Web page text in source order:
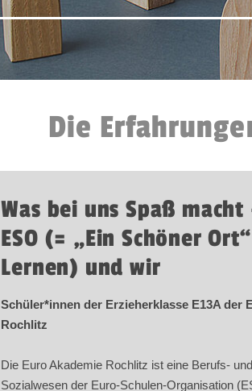
Die
Was bei uns Spaß macht
ESO (= „Ein Schöner
Lernen) und wir
Schüler​*innen der Erzieherklasse E13A der
Rochlitz
Die Euro Akademie Rochlitz ist eine Berufs-
Sozialwesen der Euro-Schulen-Organisation